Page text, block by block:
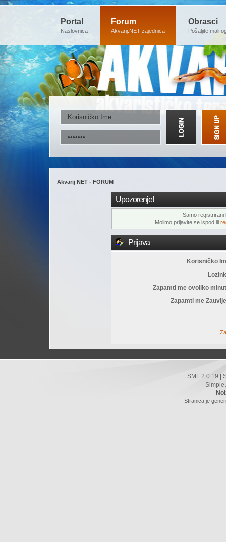
Portal
Naslovnica
Forum
Akvarij.NET zajednica
Obrasci
Pošaljite mali
Akvarij NET - FORUM
Upozorenje!
Samo registrirani
Molimo prijavite se ispod ili
Prijava
Korisničko
Zapamti me ovoliko
Zapamti me
SMF 2.0.19
Simple
Stranica je